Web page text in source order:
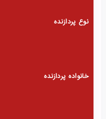
نوع پردازنده
خانواده پردازنده